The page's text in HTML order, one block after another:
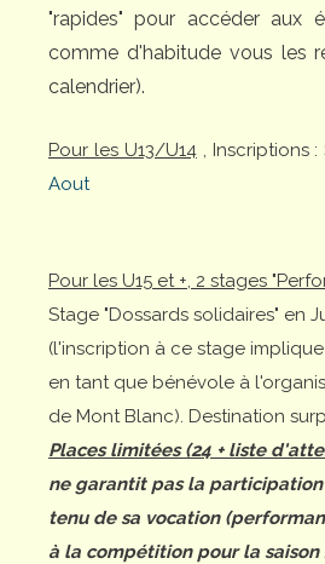
"rapides" pour accéder aux
comme d'habitude vous les
calendrier).
Pour les U13/U14, Inscriptions :
Aout
Pour les U15 et +, 2 stages
Stage "Dossards solidaires" en
(l'inscription à ce stage
en tant que bénévole à
de Mont Blanc). Destination
Places limitées (24 + liste
ne garantit pas la
tenu de sa vocation
à la compétition pour la saison